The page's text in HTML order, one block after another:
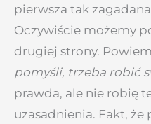
pierwsza tak
Oczywiście możemy
drugiej strony.
pomyśli, trzeba robić
prawda, ale nie robię
uzasadnienia. Fakt,